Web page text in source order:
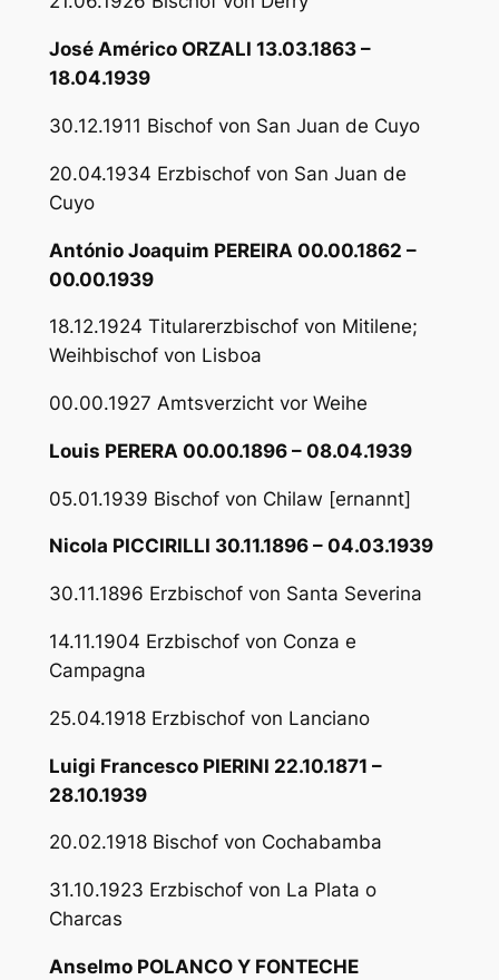
José Américo ORZALI 13.03.1863 –
18.04.1939
30.12.1911 Bischof von San Juan de Cuyo
20.04.1934 Erzbischof von San Juan de
Cuyo
António Joaquim PEREIRA 00.00.1862 –
00.00.1939
18.12.1924 Titularerzbischof von Mitilene;
Weihbischof von Lisboa
00.00.1927 Amtsverzicht vor Weihe
Louis PERERA 00.00.1896 – 08.04.1939
05.01.1939 Bischof von Chilaw [ernannt]
Nicola PICCIRILLI 30.11.1896 – 04.03.1939
30.11.1896 Erzbischof von Santa Severina
14.11.1904 Erzbischof von Conza e
Campagna
25.04.1918 Erzbischof von Lanciano
Luigi Francesco PIERINI 22.10.1871 –
28.10.1939
20.02.1918 Bischof von Cochabamba
31.10.1923 Erzbischof von La Plata o
Charcas
Anselmo POLANCO Y FONTECHE